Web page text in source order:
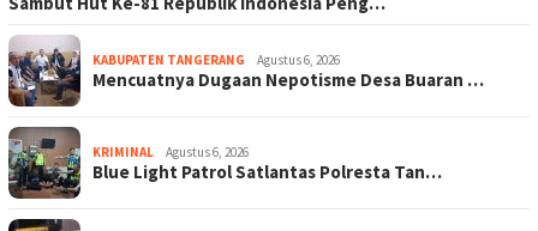
KABUPATEN TANGERANG Agustus 6, 2026
Mencuatnya Dugaan Nepotisme Desa Buaran …
KRIMINAL Agustus 6, 2026
Blue Light Patrol Satlantas Polresta Tan…